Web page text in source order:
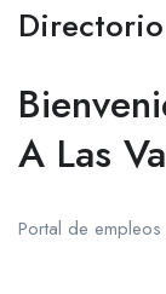
A Las
Portal de